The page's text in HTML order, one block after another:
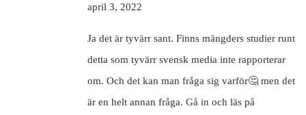
april 3, 2022
Ja det är tyvärr sant. Finns mängders studier runt
detta som tyvärr svensk media inte rapporterar
om. Och det kan man fråga sig varför🤔 men det
är en helt annan fråga. Gå in och läs på